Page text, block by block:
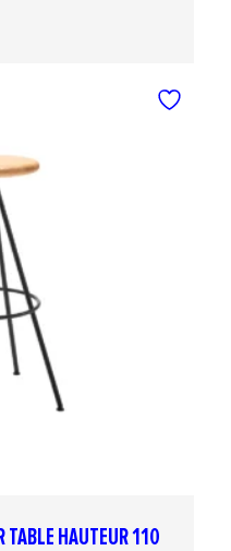
TABLE HAUTEUR 110